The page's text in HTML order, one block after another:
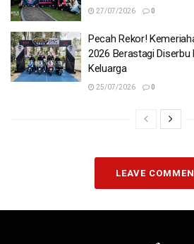
27/07/2026 0
Pecah Rekor!
2026 Berastagi Diserbu
Keluarga
25/07/2026 0
LEAVE